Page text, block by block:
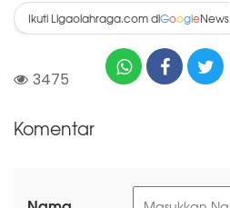
Ikuti Ligaolahraga.com diGoogleNews
3475
Komentar